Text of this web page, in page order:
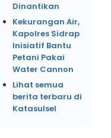
Dinantikan
Kekurangan Air,
Kapolres Sidrap
Inisiatif Bantu
Petani Pakai
Water Cannon
Lihat semua
berita terbaru di
Katasulsel